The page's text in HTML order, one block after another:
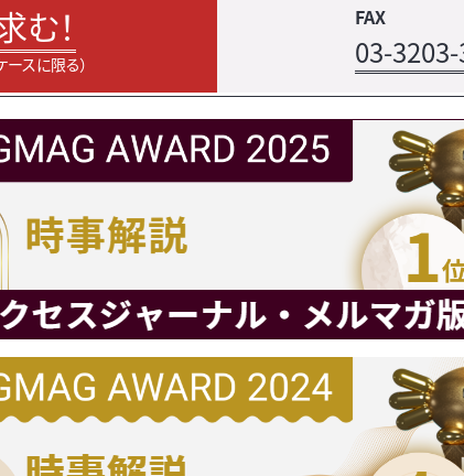
む！
スに限る）
FAX
03-